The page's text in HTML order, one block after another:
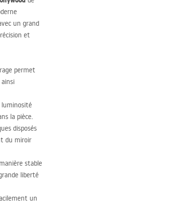
un grand
et
permet
luminosité
la pièce.
disposés
du miroir
stable
liberté
un